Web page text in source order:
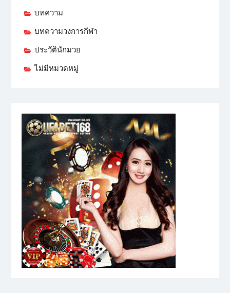
บทความ
บทความวงการกีฬา
ประวัตินักมวย
ไม่มีหมวดหมู่